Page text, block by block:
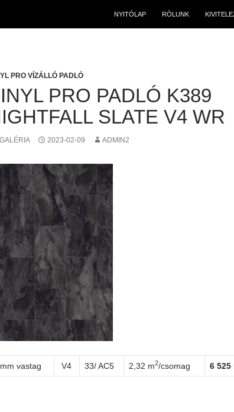
NYITÓLAP RÓLUNK
PRO VÍZÁLLÓ PADLÓ
PRO PADLÓ K389
SLATE V4 WR
GALÉRIA 2023-02-09 ADMIN2
vastag V4 33/ AC5 2,32 m2/csomag 6 525